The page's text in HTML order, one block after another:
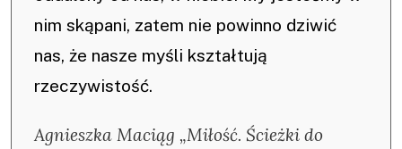
nim skąpani, zatem nie powinno dziwić
nas, że nasze myśli kształtują
rzeczywistość.
Agnieszka Maciąg „Miłość. Ścieżki do